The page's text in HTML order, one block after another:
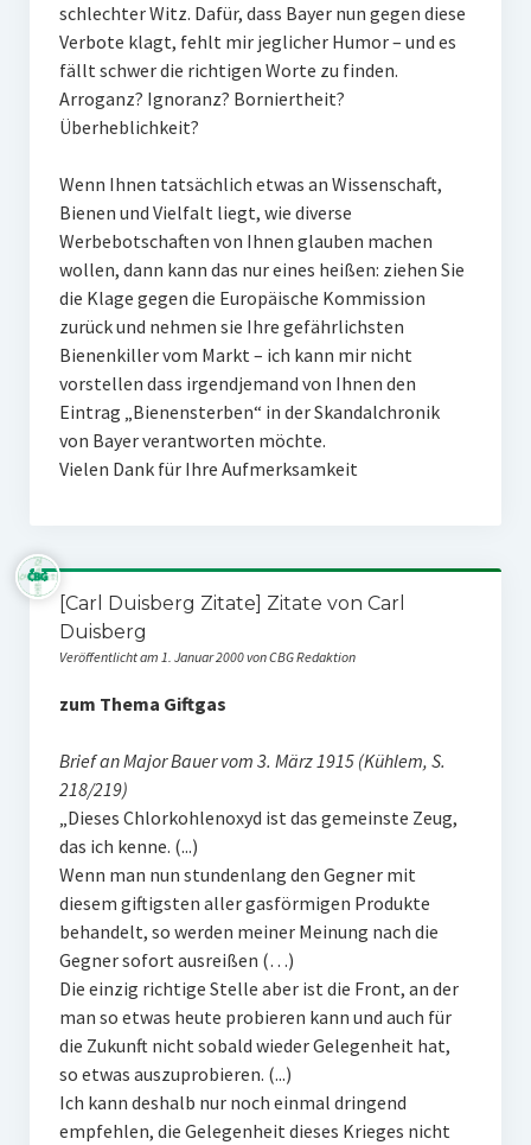
schlechter Witz. Dafür, dass Bayer nun gegen diese
Verbote klagt, fehlt mir jeglicher Humor – und es
fällt schwer die richtigen Worte zu finden.
Arroganz? Ignoranz? Borniertheit?
Überheblichkeit?
Wenn Ihnen tatsächlich etwas an Wissenschaft,
Bienen und Vielfalt liegt, wie diverse
Werbebotschaften von Ihnen glauben machen
wollen, dann kann das nur eines heißen: ziehen Sie
die Klage gegen die Europäische Kommission
zurück und nehmen sie Ihre gefährlichsten
Bienenkiller vom Markt – ich kann mir nicht
vorstellen dass irgendjemand von Ihnen den
Eintrag „Bienensterben“ in der Skandalchronik
von Bayer verantworten möchte.
Vielen Dank für Ihre Aufmerksamkeit
[Carl Duisberg Zitate] Zitate von Carl
Duisberg
Veröffentlicht am 1. Januar 2000 von CBG Redaktion
zum Thema Giftgas
Brief an Major Bauer vom 3. März 1915 (Kühlem, S.
218/219)
„Dieses Chlorkohlenoxyd ist das gemeinste Zeug,
das ich kenne. (...)
Wenn man nun stundenlang den Gegner mit
diesem giftigsten aller gasförmigen Produkte
behandelt, so werden meiner Meinung nach die
Gegner sofort ausreißen (…)
Die einzig richtige Stelle aber ist die Front, an der
man so etwas heute probieren kann und auch für
die Zukunft nicht sobald wieder Gelegenheit hat,
so etwas auszuprobieren. (...)
Ich kann deshalb nur noch einmal dringend
empfehlen, die Gelegenheit dieses Krieges nicht